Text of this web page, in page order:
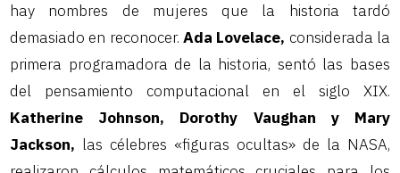
hay nombres de mujeres que la historia tardó
demasiado en reconocer. Ada Lovelace, considerada la
primera programadora de la historia, sentó las bases
del pensamiento computacional en el siglo XIX.
Katherine Johnson, Dorothy Vaughan y Mary
Jackson, las célebres «figuras ocultas» de la NASA,